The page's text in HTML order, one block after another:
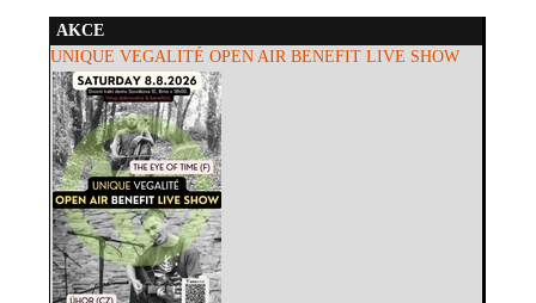
AKCE
UNIQUE VEGALITÉ OPEN AIR BENEFIT LIVE SHOW